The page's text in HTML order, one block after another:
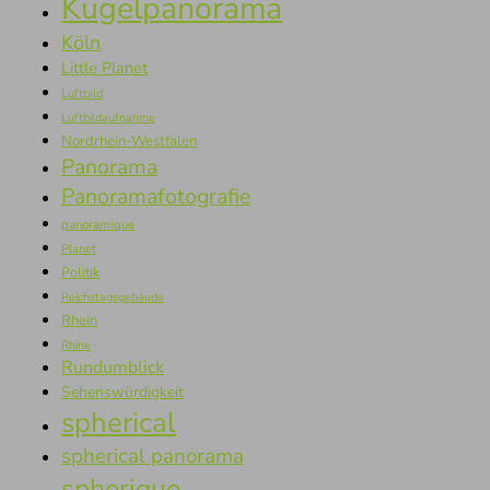
Köln
Little Planet
Luftbild
Luftbildaufnahme
Nordrhein-Westfalen
Panorama
Panoramafotografie
panoramique
Planet
Politik
Reichstagsgebäude
Rhein
Rhine
Rundumblick
Sehenswürdigkeit
spherical
spherical panorama